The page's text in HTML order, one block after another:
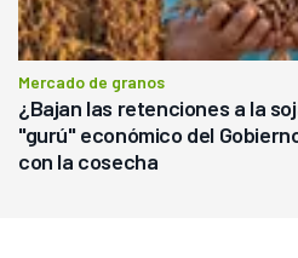
Mercado de granos
¿Bajan las retenciones a la
"gurú" económico del
con la cosecha